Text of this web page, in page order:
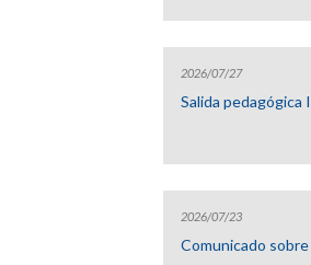
2026/07/27
Salida pedagógica
2026/07/23
Comunicado